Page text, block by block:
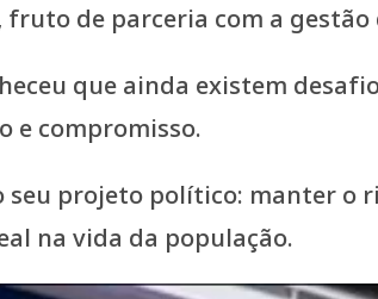
de parceria com a gestão
que ainda existem
e compromisso.
seu projeto político: manter o
na vida da população.